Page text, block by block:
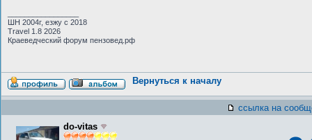
ШН 2004г, езжу с 2018
Travel 1.8 2026
Краеведческий форум пензовед.рф
Вернуться к началу
ссылка на
do-vitas